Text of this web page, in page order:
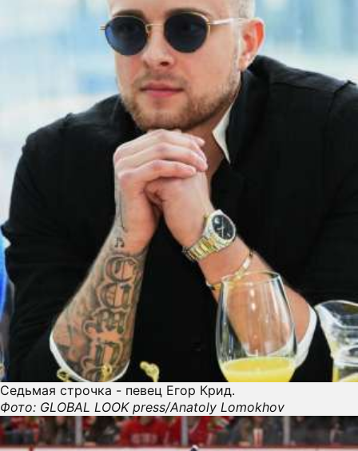
Седьмая строчка - певец Егор Крид.
Фото: GLOBAL LOOK press/Anatoly Lomokhov